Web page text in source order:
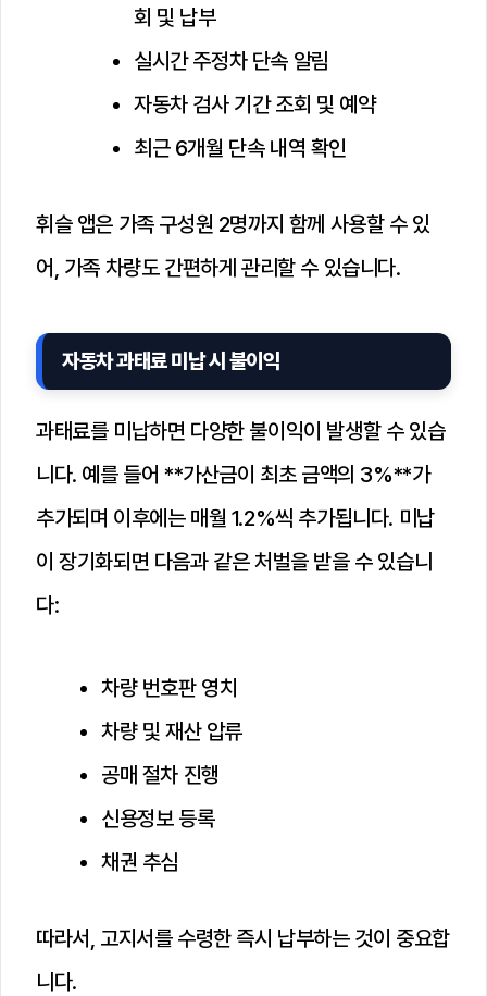
회 및 납부
실시간 주정차 단속 알림
자동차 검사 기간 조회 및 예약
최근 6개월 단속 내역 확인
휘슬 앱은 가족 구성원 2명까지 함께 사용할 수 있
어, 가족 차량도 간편하게 관리할 수 있습니다.
자동차 과태료 미납 시 불이익
과태료를 미납하면 다양한 불이익이 발생할 수 있습
니다. 예를 들어 **가산금이 최초 금액의 3%**가
추가되며 이후에는 매월 1.2%씩 추가됩니다. 미납
이 장기화되면 다음과 같은 처벌을 받을 수 있습니
다:
차량 번호판 영치
차량 및 재산 압류
공매 절차 진행
신용정보 등록
채권 추심
따라서, 고지서를 수령한 즉시 납부하는 것이 중요합
니다.